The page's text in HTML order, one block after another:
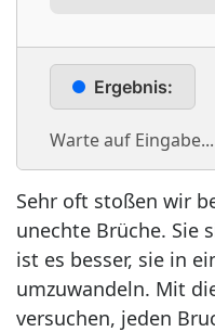
Ergebnis:
Warte auf Eingabe...
Sehr oft stoßen wir
unechte Brüche. Sie
ist es besser, sie in
umzuwandeln. Mit
versuchen, jeden